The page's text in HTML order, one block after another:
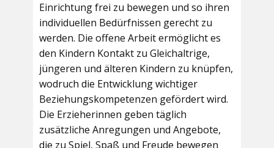
Einrichtung frei zu bewegen und so ihren
individuellen Bedürfnissen gerecht zu
werden. Die offene Arbeit ermöglicht es
den Kindern Kontakt zu Gleichaltrige,
jüngeren und älteren Kindern zu knüpfen,
wodruch die Entwicklung wichtiger
Beziehungskompetenzen gefördert wird.
Die Erzieherinnen geben täglich
zusätzliche Anregungen und Angebote,
die zu Spiel, Spaß und Freude bewegen